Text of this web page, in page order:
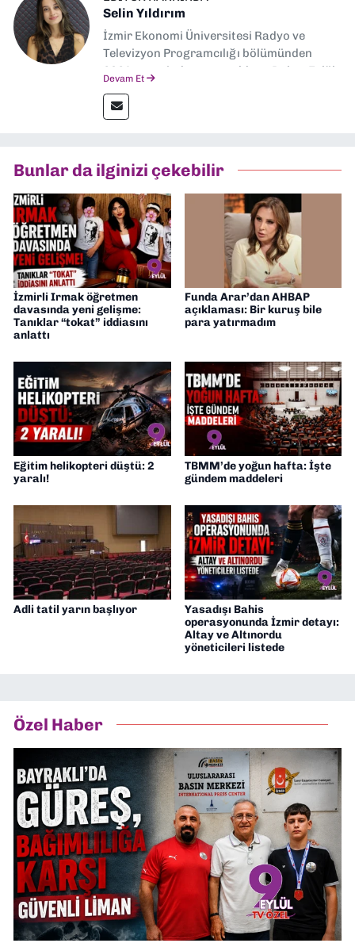
Selin Yıldırım
İzmir Ekonomi Üniversitesi Radyo ve
Televizyon Programcılığı bölümünden
2024 senesinde mezun oldum. Dokuz Eylül
editörlük görevini de üstleniyorum.
Devam Et
Bunlar da ilginizi çekebilir
İzmirli Irmak öğretmen
davasında yeni gelişme:
Tanıklar “tokat” iddiasını
anlattı
Funda Arar’dan AHBAP
açıklaması: Bir kuruş bile
para yatırmadım
Eğitim helikopteri düştü: 2
yaralı!
TBMM’de yoğun hafta: İşte
gündem maddeleri
Adli tatil yarın başlıyor
Yasadışı Bahis
operasyonunda İzmir detayı:
Altay ve Altınordu
yöneticileri listede
Özel Haber